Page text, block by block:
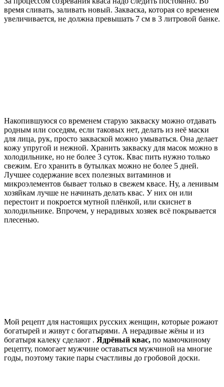
время сливать, заливать новый. Закваска, которая со временем
увеличивается, не должна превышать 7 см в 3 литровой банке.
Накопившуюся со временем старую закваску можно отдавать
родным или соседям, если таковых нет, делать из неё маски
для лица, рук, просто закваской можно умываться. Она делает
кожу упругой и нежной. Хранить закваску для масок можно в
холодильнике, но не более 3 суток. Квас пить нужно только
свежим. Его хранить в бутылках можно не более 5 дней.
Лучшее содержание всех полезных витаминов и
микроэлементов бывает только в свежем квасе. Ну, а ленивым
хозяйкам лучше не начинать делать квас. У них он или
перестоит и покроется мутной плёнкой, или скиснет в
холодильнике. Впрочем, у нерадивых хозяек всё покрывается
плесенью.
Мой рецепт для настоящих русских женщин, которые рожают
богатырей и живут с богатырями. А нерадивые жёны и из
богатыря калеку сделают . Ядрёный квас, по мамочкиному
рецепту, помогает мужчине оставаться мужчиной на многие
годы, поэтому такие пары счастливы до гробовой доски.